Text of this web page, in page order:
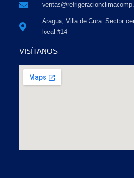
Aragua, Villa de Cura. Sector
local #14
VISÍTANOS